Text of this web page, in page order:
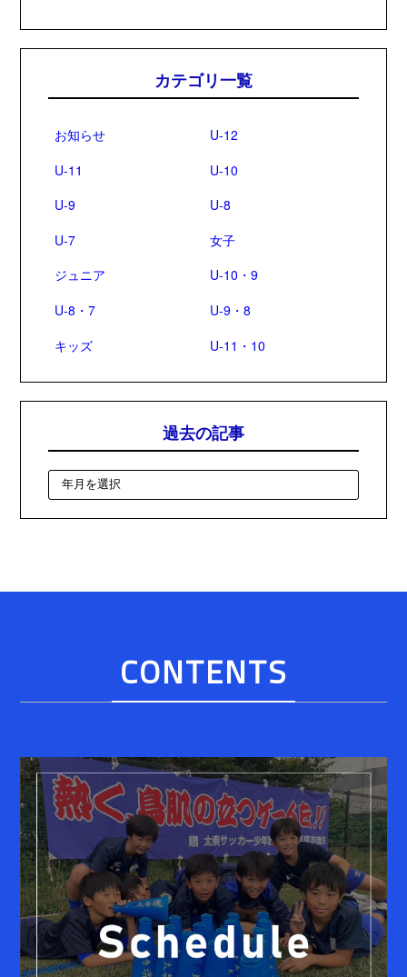
カテゴリ一覧
お知らせ
U-12
U-11
U-10
U-9
U-8
U-7
女子
ジュニア
U-10・9
U-8・7
U-9・8
キッズ
U-11・10
過去の記事
CONTENTS